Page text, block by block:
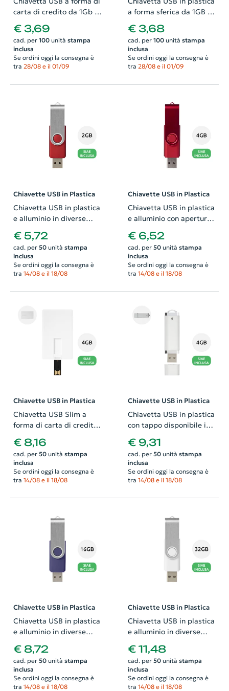
carta di credito da 1Gb a
32GB
€ 3,69
cad. per 100unità stampa
inclusa
Se ordini oggi la consegna è
tra 28/08 e il 01/09
a forma sferica da 1GB a
32GB
€ 3,68
cad. per 100unità stampa
inclusa
Se ordini oggi la consegna è
tra 28/08 e il 01/09
Chiavette USB in Plastica
Chiavetta USB in plastica
e alluminio in diverse
€ 5,72
cad. per 50unità stampa
inclusa
Se ordini oggi la consegna è
tra 14/08 e il 18/08
Chiavette USB in Plastica
Chiavetta USB in plastica
e alluminio con apertura
€ 6,52
cad. per 50unità stampa
inclusa
Se ordini oggi la consegna è
tra 14/08 e il 18/08
Chiavette USB in Plastica
Chiavetta USB Slim a
forma di carta di credito
€ 8,16
cad. per 50unità stampa
inclusa
Se ordini oggi la consegna è
tra 14/08 e il 18/08
Chiavette USB in Plastica
Chiavetta USB in plastica
con tappo disponibile in
con scatola rgalo
€ 9,31
cad. per 50unità stampa
inclusa
Se ordini oggi la consegna è
tra 14/08 e il 18/08
Chiavette USB in Plastica
Chiavetta USB in plastica
e alluminio in diverse
colorazioni da 16GB
€ 8,72
cad. per 50unità stampa
inclusa
Se ordini oggi la consegna è
tra 14/08 e il 18/08
Chiavette USB in Plastica
Chiavetta USB in plastica
e alluminio in diverse
colorazioni da 32GB
€ 11,48
cad. per 50unità stampa
inclusa
Se ordini oggi la consegna è
tra 14/08 e il 18/08